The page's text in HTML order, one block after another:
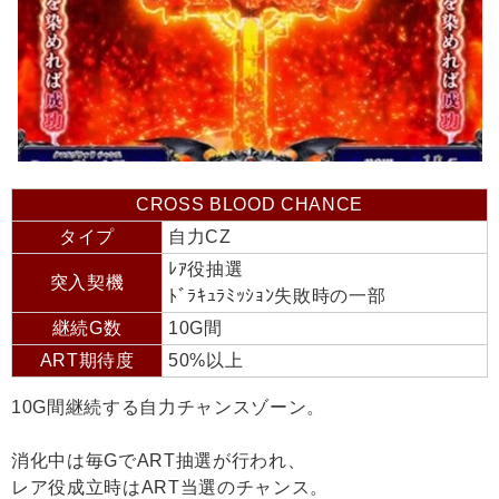
CROSS BLOOD CHANCE
タイプ
自力CZ
突入契機
ﾚｱ役抽選
ﾄﾞﾗｷｭﾗﾐｯｼｮﾝ失敗時の一部
継続G数
10G間
ART期待度
50%以上
10G間継続する自力チャンスゾーン。
消化中は毎GでART抽選が行われ、
レア役成立時はART当選のチャンス。